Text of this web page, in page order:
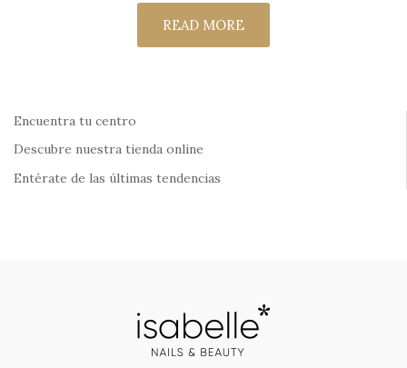
READ MORE
Encuentra tu centro
Descubre nuestra tienda online
Entérate de las últimas tendencias